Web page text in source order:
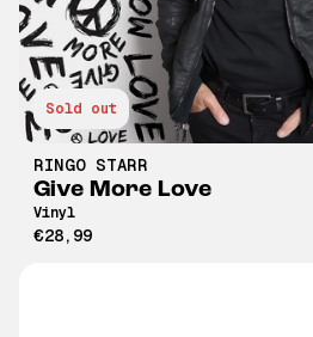
Sold out
RINGO STARR
Give More Love
Vinyl
€28,99